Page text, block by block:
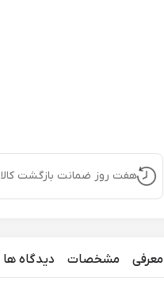
هفت روز ضمانت بازگشت کالا
معرفی مشخصات دیدگاه ها